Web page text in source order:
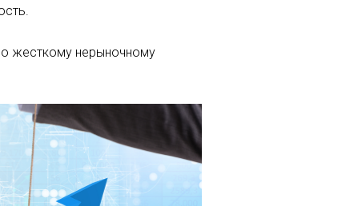
жесткому нерыночному